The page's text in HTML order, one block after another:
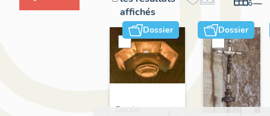
affichés
Dossier
Dossier
Dossier